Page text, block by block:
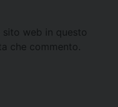
sito web in questo
che commento.